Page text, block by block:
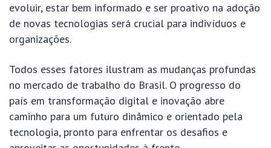
evoluir, estar bem informado e ser proativo na adoção
de novas tecnologias será crucial para indivíduos e
organizações.
Todos esses fatores ilustram as mudanças profundas
no mercado de trabalho do Brasil. O progresso do
país em transformação digital e inovação abre
caminho para um futuro dinâmico e orientado pela
tecnologia, pronto para enfrentar os desafios e